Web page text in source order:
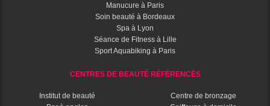
Manucure à Paris
Soin beauté à Bordeaux
Spa à Lyon
Séance de Fitness à Lille
Sport Aquabiking à Paris
CENTRES DE BEAUTÉ RÉFÉRENCÉS
Institut de beauté
Centre de bronzage